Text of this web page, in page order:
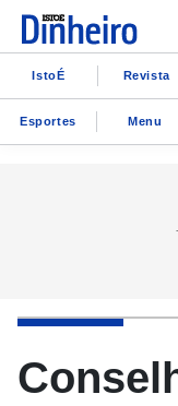
IstoÉ Revista
Esportes Menu